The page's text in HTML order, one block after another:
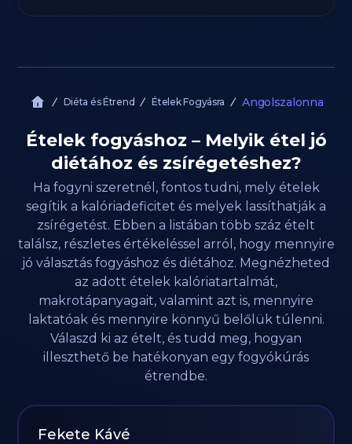
Diéta és Étrend Ételek Fogyásra Angolszalonna
Ételek fogyáshoz – Melyik étel jó
diétához és zsírégetéshez?
Ha fogyni szeretnél, fontos tudni, mely ételek
segítik a kalóriadeficitet és melyek lassíthatják a
zsírégetést. Ebben a listában több száz ételt
találsz, részletes értékeléssel arról, hogy mennyire
jó választás fogyáshoz és diétához. Megnézheted
az adott ételek kalóriatartalmát,
makrotápanyagait, valamint azt is, mennyire
laktatóak és mennyire könnyű belőlük túlenni.
Válaszd ki az ételt, és tudd meg, hogyan
illeszthető be hatékonyan egy fogyókúrás
étrendbe.
Fekete Kávé